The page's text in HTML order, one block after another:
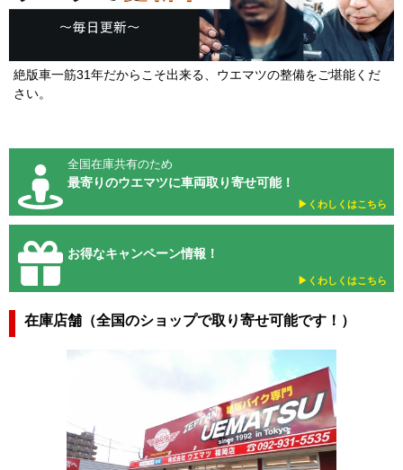
絶版車一筋31年だからこそ出来る、ウエマツの整備をご堪能くだ
さい。
全国在庫共有のため
最寄りのウエマツに車両取り寄せ可能！
▶︎くわしくはこちら
お得なキャンペーン情報！
▶︎くわしくはこちら
在庫店舗（全国のショップで取り寄せ可能です！）